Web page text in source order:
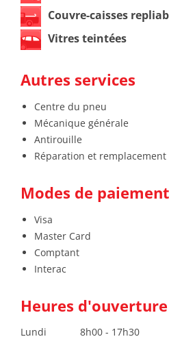
Couvre-caisses
Vitres teintées
Autres services
Centre du pneu
Mécanique générale
Antirouille
Réparation et
Modes de paiement
Visa
Master Card
Comptant
Interac
Heures d'ouverture
Lundi
8h00 - 17h30